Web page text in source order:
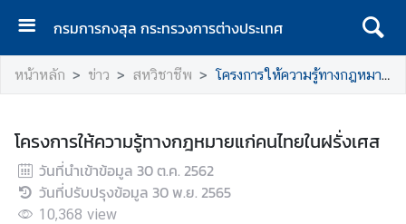
กรมการกงสุล กระทรวงการต่างประเทศ
ห
น้
ร
ก
ก
หน้าหลัก ข่าว สหวิชาชีพ โครงการให้ความรู้ทางกฎหมายแก่คนไทยในฝรั่งเศส
โครงการให้ความรู้ทางกฎหมายแก่คนไทยในฝรั่งเศส
วันที่นำเข้าข้อมูล 30 ต.ค. 2562
วันที่ปรับปรุงข้อมูล 30 พ.ย. 2565
10,368 view